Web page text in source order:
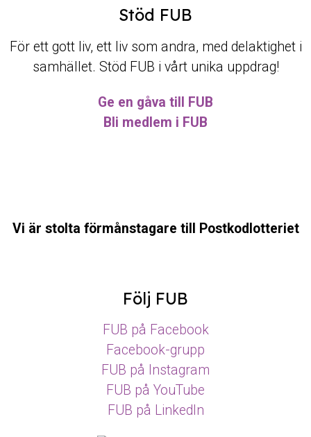
Stöd FUB
För ett gott liv, ett liv som andra, med delaktighet i
samhället. Stöd FUB i vårt unika uppdrag!
Ge en gåva till FUB
Bli medlem i FUB
Vi är stolta förmånstagare till Postkodlotteriet
Följ FUB
FUB på Facebook
Facebook-grupp
FUB på Instagram
FUB på YouTube
FUB på LinkedIn